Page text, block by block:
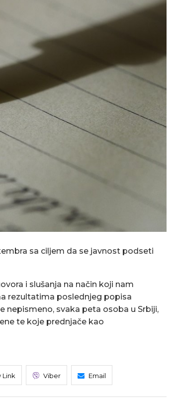
sa ciljem da se javnost podseti
i slušanja na način koji nam
rezultatima poslednjeg popisa
nepismeno, svaka peta osoba u Srbiji,
te koje prednjače kao
Link Viber Email